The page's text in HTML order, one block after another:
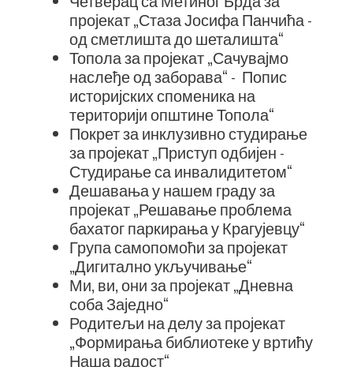
пројекат „Стаза Јосифа Панчића -
од сметлишта до шеталишта“
Топола за пројекат „Сачувајмо
наслеђе од заборава“ - Попис
историјских споменика на
територији општине Топола“
Покрет за инклузивно студирање
за пројекат „Приступ одбијен -
Студирање са инвалидитетом“
Дешавања у нашем граду за
пројекат „Решавање проблема
бахатог паркирања у Крагујевцу“
Група самопомоћи за пројекат
„Дигитално укључивање“
Ми, ви, они за пројекат „Дневна
соба Заједно“
Родитељи на делу за пројекат
„Формирања библиотеке у вртићу
Наша радост“